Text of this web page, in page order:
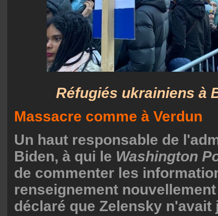
Réfugiés ukrainiens à
Massacre comme à Verdun
Un haut responsable de
Biden, à qui le Washington
de commenter les
renseignement
déclaré que Zelensky n'avait